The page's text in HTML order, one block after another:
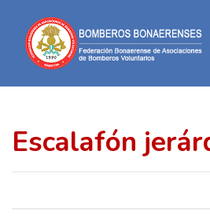
Escalafón